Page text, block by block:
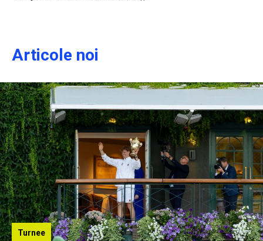
Articole noi
Turnee